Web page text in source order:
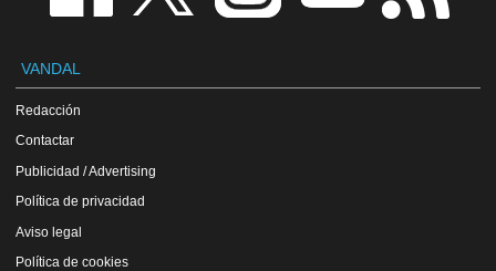
VANDAL
Redacción
Contactar
Publicidad / Advertising
Política de privacidad
Aviso legal
Política de cookies